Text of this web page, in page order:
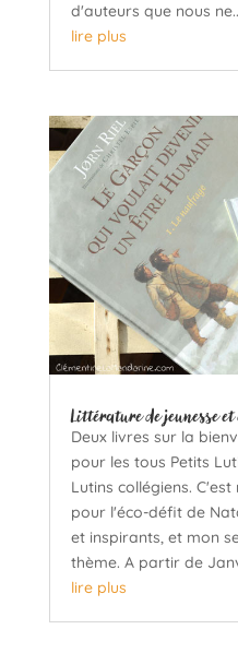
d'auteurs que nous
lire plus
Littérature de jeunesse
Deux livres sur la
pour les tous Petits
Lutins collégiens.
pour l'éco-défit de
et inspirants, et mon
thème. A partir de
lire plus